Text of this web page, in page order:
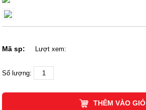
Mã sp: Lượt xem:
Số lượng:
THÊM VÀO GIỎ